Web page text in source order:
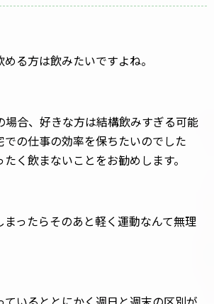
る方は飲みたいですよね。
場合、好きな方は結構飲みすぎる可能
の仕事の効率を保ちたいのでした
く飲まないことをお勧めします。
まったらそのあと軽く運動なんて無理